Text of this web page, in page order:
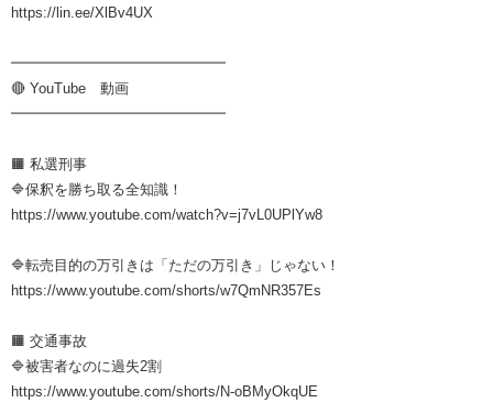
https://lin.ee/XlBv4UX
━━━━━━━━━━━━━━━
🔴 YouTube 動画
━━━━━━━━━━━━━━━
🟧 私選刑事
🔷保釈を勝ち取る全知識！
https://www.youtube.com/watch?v=j7vL0UPlYw8
🔷転売目的の万引きは「ただの万引き」じゃない！
https://www.youtube.com/shorts/w7QmNR357Es
🟧 交通事故
🔷被害者なのに過失2割
https://www.youtube.com/shorts/N-oBMyOkqUE